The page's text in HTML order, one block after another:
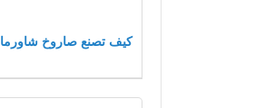
كيف تصنع صاروخ شاورما